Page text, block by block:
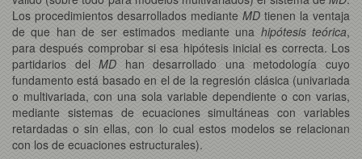
Los procedimientos desarrollados mediante MD tienen la ventaja
de que han de ser estimados mediante una hipótesis teórica,
para después comprobar si esa hipótesis inicial es correcta. Los
partidarios delMD han desarrollado una metodología cuyo
fundamento está basado en el de la regresión clásica (univariada
o multivariada, con una sola variable dependiente o con varias,
mediante sistemas de ecuaciones simultáneas con variables
retardadas o sin ellas, con lo cual estos modelos se relacionan
con los de ecuaciones estructurales).